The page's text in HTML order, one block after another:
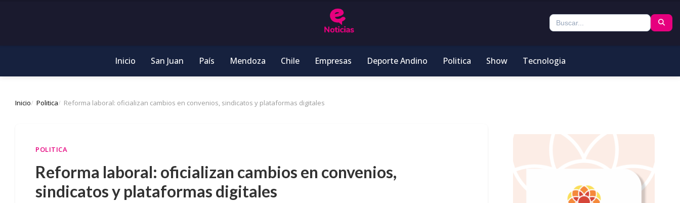
Inicio San Juan País Mendoza Chile Empresas Deporte Andino Politica Show Tecnologia
Inicio Politica Reforma laboral: oficializan cambios en convenios, sindicatos y plataformas digitales
POLITICA
Reforma laboral: oficializan cambios en convenios,
sindicatos y plataformas digitales